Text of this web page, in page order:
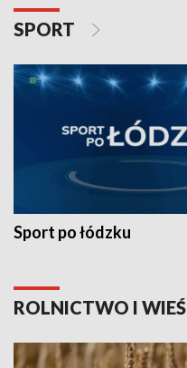
SPORT
Sport po łódzku
ROLNICTWO I WIEŚ